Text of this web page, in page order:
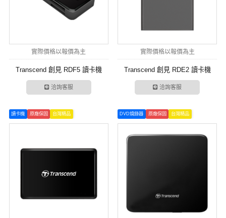
實際價格以報價為主
Transcend 創見 RDF5 讀卡機
洽詢客服
實際價格以報價為主
Transcend 創見 RDE2 讀卡機
洽詢客服
讀卡機 原廠保固 台灣精品 DVD燒錄器 原廠保固 台灣精品